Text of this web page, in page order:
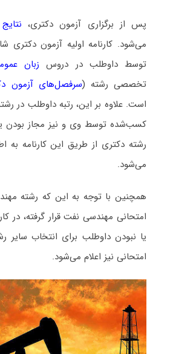
پس از برگزاری آزمون دکتری، نتایج
می‌شود. کارنامه اولیه آزمون
توسط داوطلب در دروس زبان
تخصصی رشته (سرفصل‌های آزمون
است. علاوه بر این، رتبه داوطلب در
کسب‌شده توسط وی و نیز مجاز بودن
رشته دکتری از طریق این کارنامه به
می‌شود.
همچنین با توجه به این که رشته
امتحانی مهندسی نفت قرار گرفته، در
یا نبودن داوطلب برای انتخاب سایر
امتحانی نیز اعلام می‌شود.